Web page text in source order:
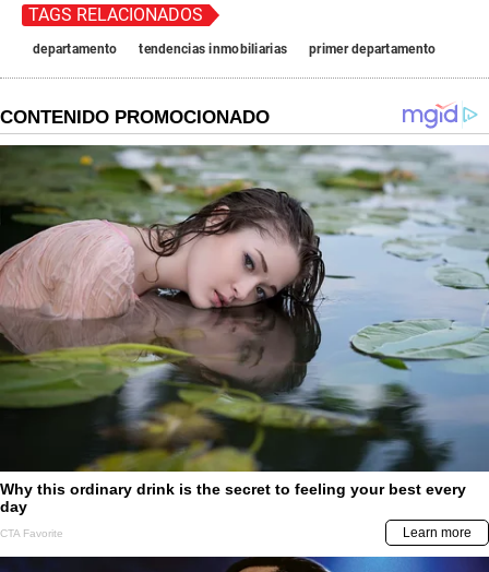
TAGS RELACIONADOS
departamento tendencias inmobiliarias primer departamento